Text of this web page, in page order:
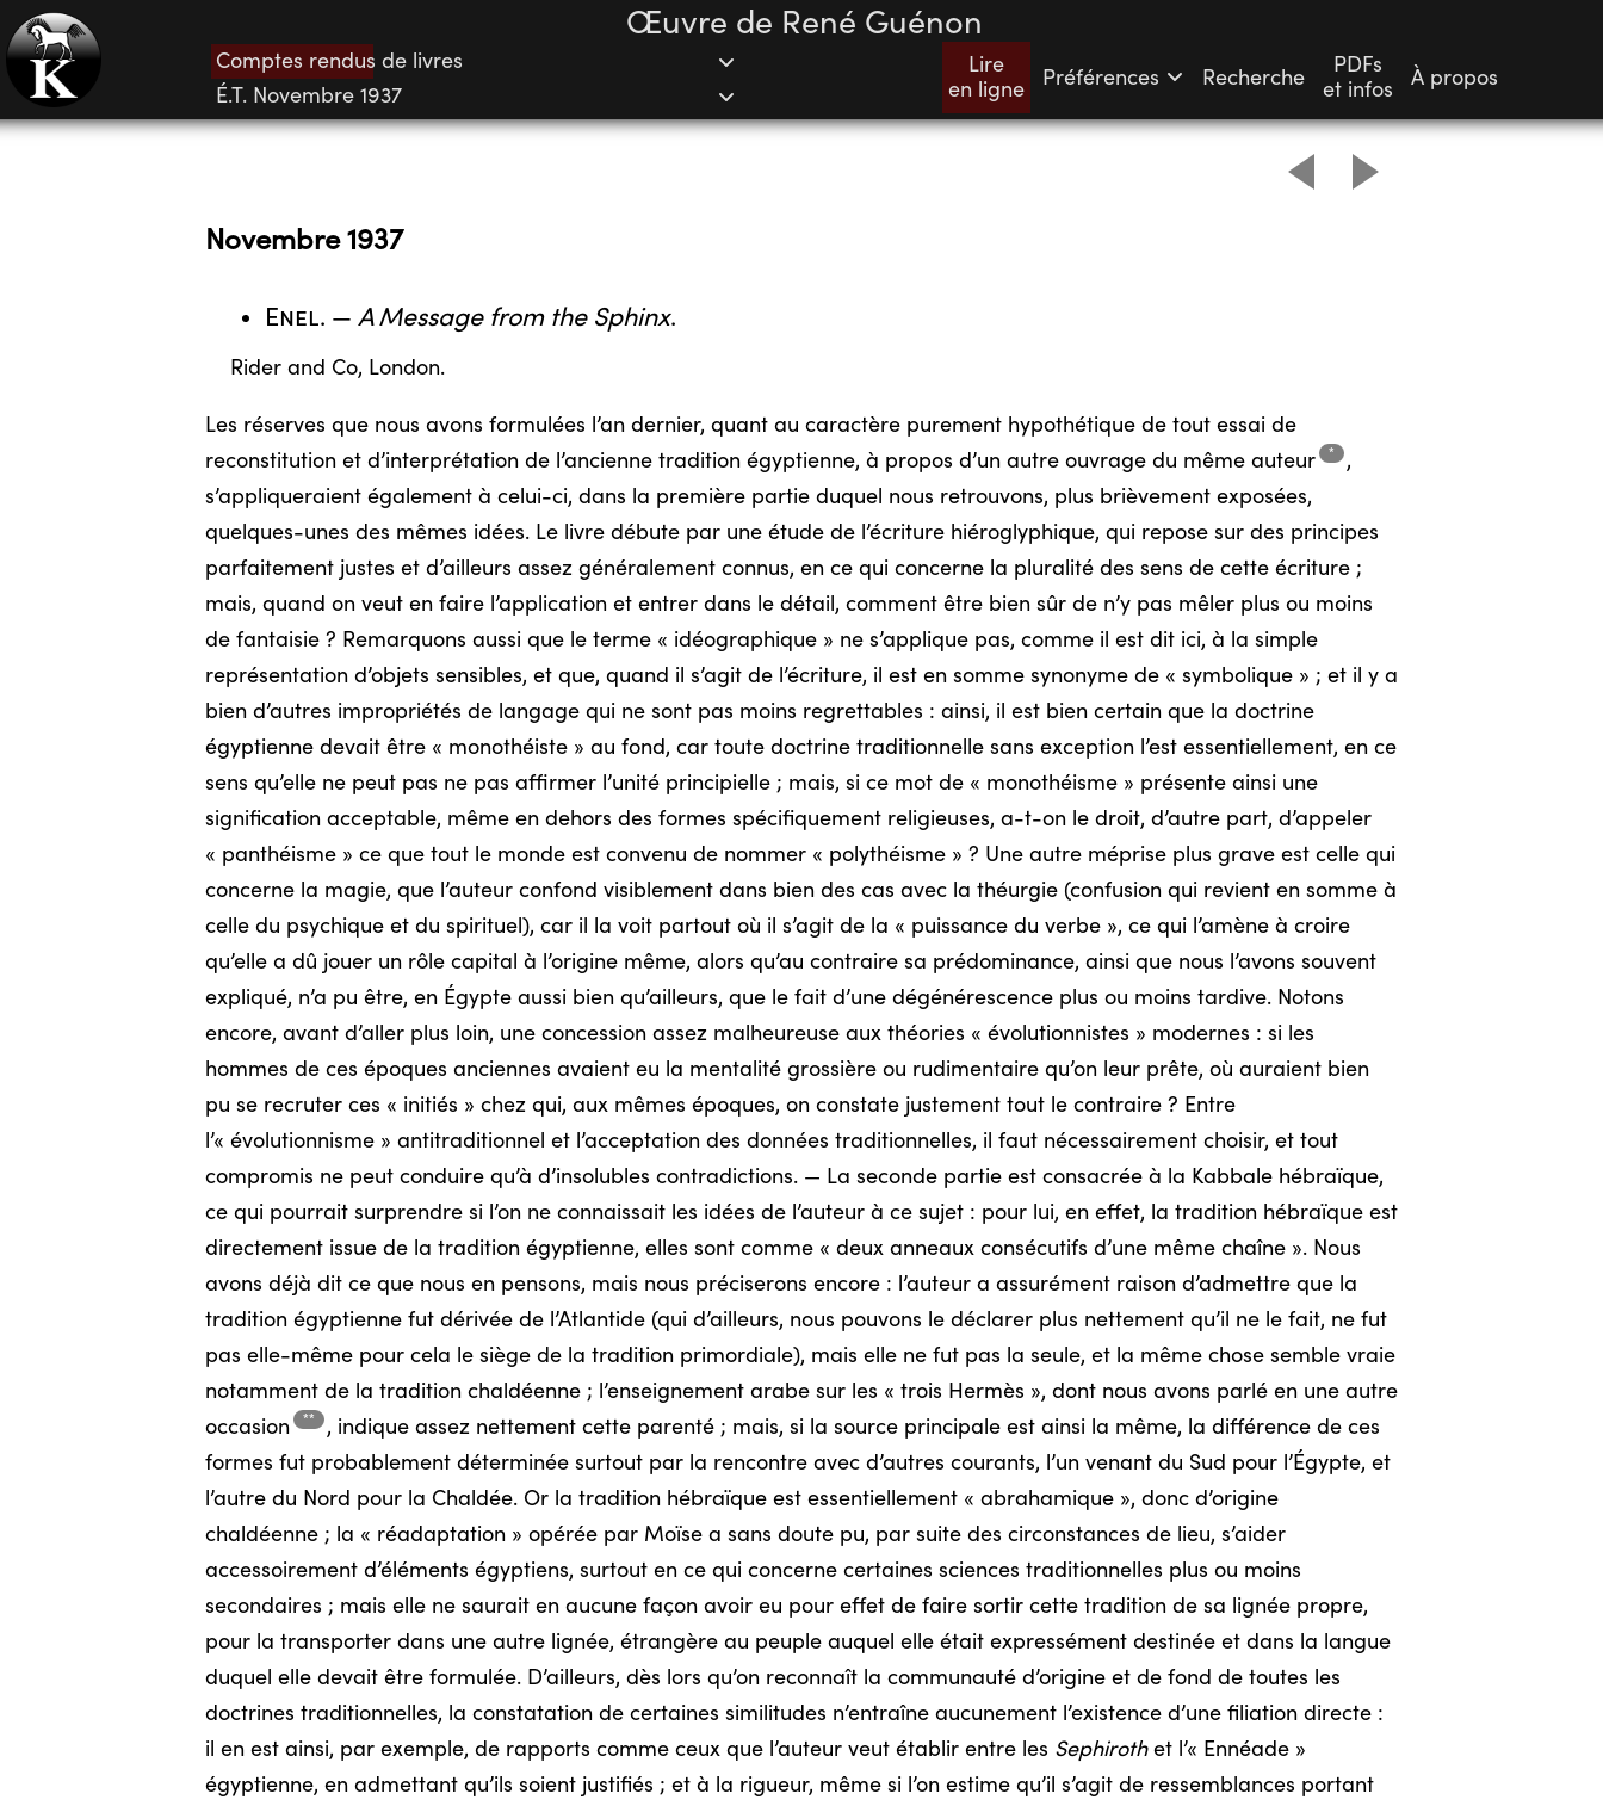
Œuvre de René Guénon
Comptes rendus de livres
É.T. Novembre 1937
Lire
en ligne
Préférences Recherche
PDFs
et infos
À propos
Novembre 1937
Enel. — A Message from the Sphinx.
Rider and Co, London.
Les réserves que nous avons formulées l’an dernier, quant au caractère purement hypothétique de tout essai de
reconstitution et d’interprétation de l’ancienne tradition égyptienne, à propos d’un autre ouvrage du même auteur *
,
s’appliqueraient également à celui-ci, dans la première partie duquel nous retrouvons, plus brièvement exposées,
quelques-unes des mêmes idées. Le livre débute par une étude de l’écriture hiéroglyphique, qui repose sur des principes
parfaitement justes et d’ailleurs assez généralement connus, en ce qui concerne la pluralité des sens de cette écriture ;
mais, quand on veut en faire l’application et entrer dans le détail, comment être bien sûr de n’y pas mêler plus ou moins
de fantaisie ? Remarquons aussi que le terme « idéographique » ne s’applique pas, comme il est dit ici, à la simple
représentation d’objets sensibles, et que, quand il s’agit de l’écriture, il est en somme synonyme de « symbolique » ; et il y a
bien d’autres impropriétés de langage qui ne sont pas moins regrettables : ainsi, il est bien certain que la doctrine
égyptienne devait être « monothéiste » au fond, car toute doctrine traditionnelle sans exception l’est essentiellement, en ce
sens qu’elle ne peut pas ne pas affirmer l’unité principielle ; mais, si ce mot de « monothéisme » présente ainsi une
signification acceptable, même en dehors des formes spécifiquement religieuses, a-t-on le droit, d’autre part, d’appeler
« panthéisme » ce que tout le monde est convenu de nommer « polythéisme » ? Une autre méprise plus grave est celle qui
concerne la magie, que l’auteur confond visiblement dans bien des cas avec la théurgie (confusion qui revient en somme à
celle du psychique et du spirituel), car il la voit partout où il s’agit de la « puissance du verbe », ce qui l’amène à croire
qu’elle a dû jouer un rôle capital à l’origine même, alors qu’au contraire sa prédominance, ainsi que nous l’avons souvent
expliqué, n’a pu être, en Égypte aussi bien qu’ailleurs, que le fait d’une dégénérescence plus ou moins tardive. Notons
encore, avant d’aller plus loin, une concession assez malheureuse aux théories « évolutionnistes » modernes : si les
hommes de ces époques anciennes avaient eu la mentalité grossière ou rudimentaire qu’on leur prête, où auraient bien
pu se recruter ces « initiés » chez qui, aux mêmes époques, on constate justement tout le contraire ? Entre
l’« évolutionnisme » antitraditionnel et l’acceptation des données traditionnelles, il faut nécessairement choisir, et tout
compromis ne peut conduire qu’à d’insolubles contradictions. — La seconde partie est consacrée à la Kabbale hébraïque,
ce qui pourrait surprendre si l’on ne connaissait les idées de l’auteur à ce sujet : pour lui, en effet, la tradition hébraïque est
directement issue de la tradition égyptienne, elles sont comme « deux anneaux consécutifs d’une même chaîne ». Nous
avons déjà dit ce que nous en pensons, mais nous préciserons encore : l’auteur a assurément raison d’admettre que la
tradition égyptienne fut dérivée de l’Atlantide (qui d’ailleurs, nous pouvons le déclarer plus nettement qu’il ne le fait, ne fut
pas elle-même pour cela le siège de la tradition primordiale), mais elle ne fut pas la seule, et la même chose semble vraie
notamment de la tradition chaldéenne ; l’enseignement arabe sur les « trois Hermès », dont nous avons parlé en une autre
occasion
** , indique assez nettement cette parenté ; mais, si la source principale est ainsi la même, la différence de ces
formes fut probablement déterminée surtout par la rencontre avec d’autres courants, l’un venant du Sud pour l’Égypte, et
l’autre du Nord pour la Chaldée. Or la tradition hébraïque est essentiellement « abrahamique », donc d’origine
chaldéenne ; la « réadaptation » opérée par Moïse a sans doute pu, par suite des circonstances de lieu, s’aider
accessoirement d’éléments égyptiens, surtout en ce qui concerne certaines sciences traditionnelles plus ou moins
secondaires ; mais elle ne saurait en aucune façon avoir eu pour effet de faire sortir cette tradition de sa lignée propre,
pour la transporter dans une autre lignée, étrangère au peuple auquel elle était expressément destinée et dans la langue
duquel elle devait être formulée. D’ailleurs, dès lors qu’on reconnaît la communauté d’origine et de fond de toutes les
doctrines traditionnelles, la constatation de certaines similitudes n’entraîne aucunement l’existence d’une filiation directe :
il en est ainsi, par exemple, de rapports comme ceux que l’auteur veut établir entre les Sephirothet l’« Ennéade »
égyptienne, en admettant qu’ils soient justifiés ; et à la rigueur, même si l’on estime qu’il s’agit de ressemblances portant